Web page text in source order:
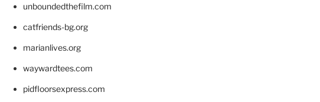
unboundedthefilm.com
catfriends-bg.org
marianlives.org
waywardtees.com
pidfloorsexpress.com